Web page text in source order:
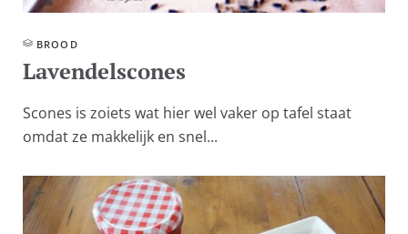
BROOD
Lavendelscones
Scones is zoiets wat hier wel vaker op tafel staat
omdat ze makkelijk en snel...